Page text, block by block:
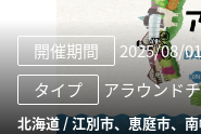
開催期間 2025/08/01
タイプ
アラウンド
北海道/江別市、恵庭市、